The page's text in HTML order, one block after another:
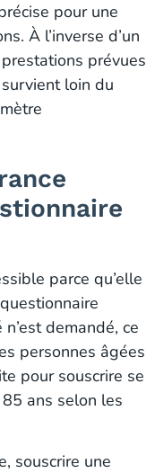
pour une
À l’inverse d’un
prévues
loin du
parce qu’elle
demandé, ce
personnes âgées
pour souscrire se
ans selon les
souscrire une